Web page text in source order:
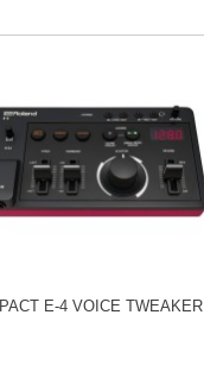
E-4 VOICE TWEAKER